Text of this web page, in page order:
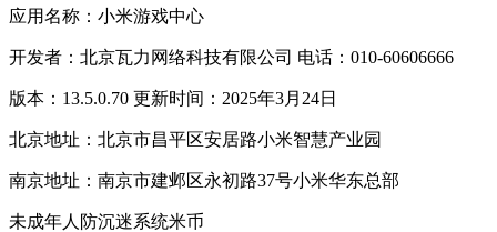
应用名称：小米游戏中心
开发者：北京瓦力网络科技有限公司 电话：010-60606666
版本：13.5.0.70 更新时间：2025年3月24日
北京地址：北京市昌平区安居路小米智慧产业园
南京地址：南京市建邺区永初路37号小米华东总部
未成年人防沉迷系统米币